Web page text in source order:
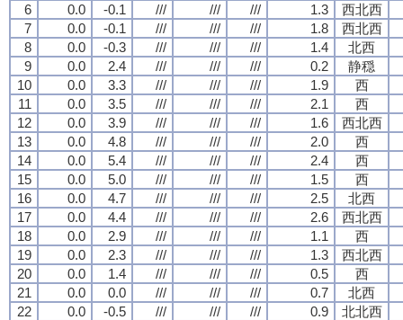
6
0.0 -0.1 /// /// /// 1.3
西北西
7
0.0 -0.1 /// /// /// 1.8
西北西
8
0.0 -0.3 /// /// /// 1.4
北西
9
0.0 2.4 /// /// /// 0.2
静穏
10
0.0 3.3 /// /// /// 1.9
西
11
0.0 3.5 /// /// /// 2.1
西
12
0.0 3.9 /// /// /// 1.6
西北西
13
0.0 4.8 /// /// /// 2.0
西
14
0.0 5.4 /// /// /// 2.4
西
15
0.0 5.0 /// /// /// 1.5
西
16
0.0 4.7 /// /// /// 2.5
北西
17
0.0 4.4 /// /// /// 2.6
西北西
18
0.0 2.9 /// /// /// 1.1
西
19
0.0 2.3 /// /// /// 1.3
西北西
20
0.0 1.4 /// /// /// 0.5
西
21
0.0 0.0 /// /// /// 0.7
北西
22
0.0 -0.5 /// /// /// 0.9
北北西